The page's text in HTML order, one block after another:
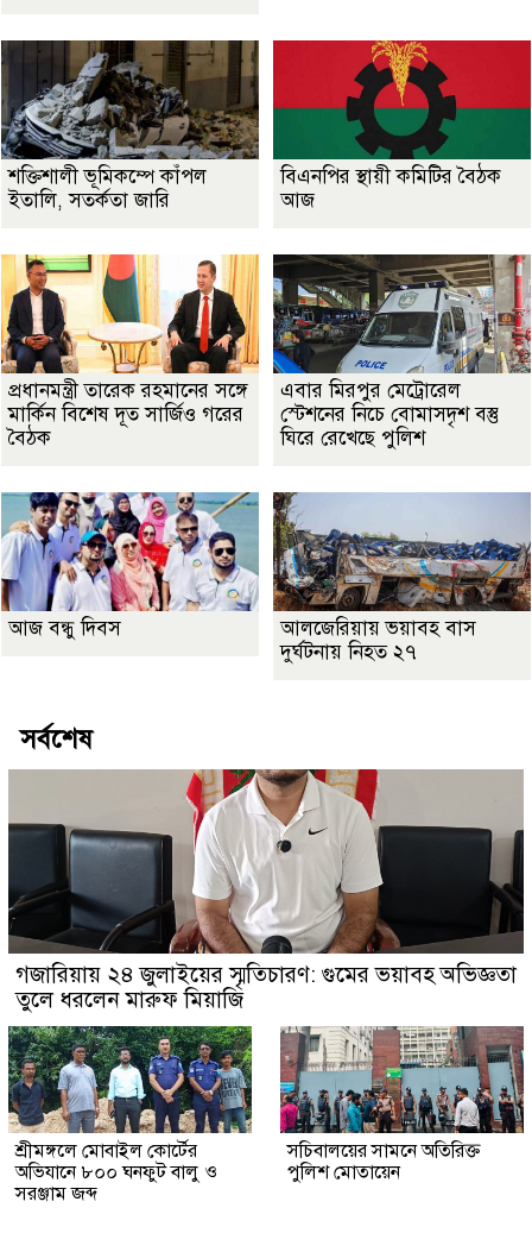
শক্তিশালী ভূমিকম্পে কাঁপল
ইতালি, সতর্কতা জারি
বিএনপির স্থায়ী কমিটির বৈঠক
আজ
প্রধানমন্ত্রী তারেক রহমানের সঙ্গে
মার্কিন বিশেষ দূত সার্জিও গরের
বৈঠক
এবার মিরপুর মেট্রোরেল
স্টেশনের নিচে বোমাসদৃশ বস্তু
ঘিরে রেখেছে পুলিশ
আজ বন্ধু দিবস
আলজেরিয়ায় ভয়াবহ বাস
দুর্ঘটনায় নিহত ২৭
সর্বশেষ
গজারিয়ায় ২৪ জুলাইয়ের স্মৃতিচারণ: গুমের ভয়াবহ অভিজ্ঞতা
তুলে ধরলেন মারুফ মিয়াজি
শ্রীমঙ্গলে মোবাইল কোর্টের
অভিযানে ৮০০ ঘনফুট বালু ও
সরঞ্জাম জব্দ
সচিবালয়ের সামনে অতিরিক্ত
পুলিশ মোতায়েন